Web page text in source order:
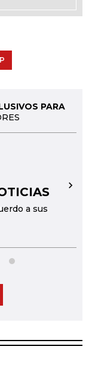
PARA
a sus
→